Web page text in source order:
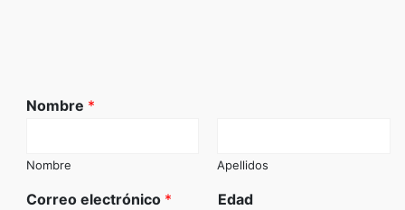
Nombre *
Nombre Apellidos
Correo electrónico * Edad